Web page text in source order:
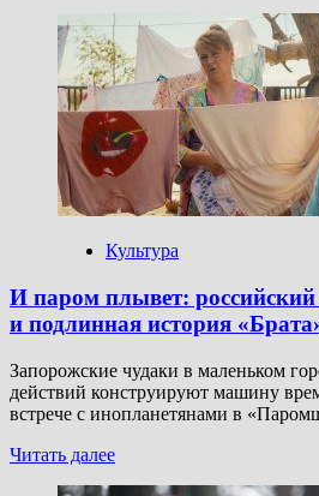
о
Хохот
с
чердака:
кто
боится
фильмов
ужасов
Культура
И паром плывет:
и подлинная история
Запорожские чудаки в маленьком
действий конструируют машину
встрече с инопланетянами в
Читать далееПрочитать